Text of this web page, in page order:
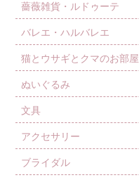
薔薇雑貨・ルドゥーテ
バレエ・ハルバレエ
猫とウサギとクマのお部屋
ぬいぐるみ
文具
アクセサリー
ブライダル